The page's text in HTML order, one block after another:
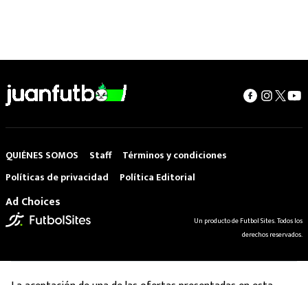
QUIÉNES SOMOS Staff
Términos y condiciones
Políticas de privacidad
Política Editorial
Ad Choices
Un producto de Futbol Sites. Todos los
derechos reservados.